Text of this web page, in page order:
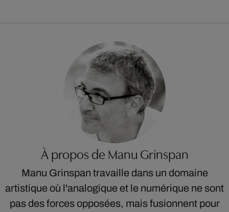
À propos de Manu Grinspan
Manu Grinspan travaille dans un domaine
artistique où l'analogique et le numérique ne sont
pas des forces opposées, mais fusionnent pour